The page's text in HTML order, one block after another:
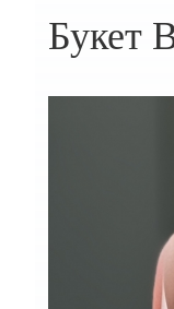
Букет